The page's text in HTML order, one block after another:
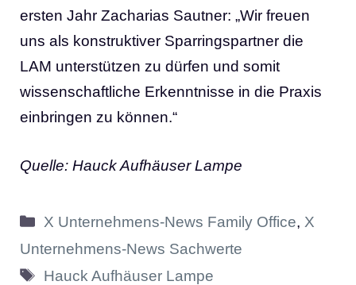
ersten Jahr Zacharias Sautner: „Wir freuen
uns als konstruktiver Sparringspartner die
LAM unterstützen zu dürfen und somit
wissenschaftliche Erkenntnisse in die Praxis
einbringen zu können.“
Quelle: Hauck Aufhäuser Lampe
Kategorien
X Unternehmens-News Family Office, X
Unternehmens-News Sachwerte
Schlagwörter
Hauck Aufhäuser Lampe